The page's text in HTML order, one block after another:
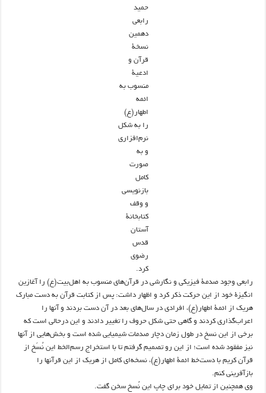
حمید
رابعی
دهمین
نسخۀ
قرآن و
ادعیۀ
منسوب به
ائمه
اطهار(ع)
را به شکل
نرم‌افزاری
و به
صورت
کامل
بازنویسی
و وقف
کتابخانۀ
آستان
قدس
رضوی
کرد.
رابعی وجود صدمۀ فیزیکی و نگارشی در قرآن‌های منسوب به اهل‌بیت(ع) را آغازین
انگیزۀ خود از این حرکت ذکر کرد و اظهار داشت: پس از کتابت قرآن به دست مبارک
هریک از ائمۀ اطهار(ع)، افرادی در سال‌های بعد در آن دست بردند و آنها را
اعراب‌گذاری کردند و گاهی حتی شکل حروف را تغییر دادند و این درحالی است که
برخی از این نسخ در طول زمان دچار صدمات شیمیایی شده است و بخش‌هایی از آنها
نیز مفقود شده است؛ از این رو تصمیم گرفتم تا با استخراج رسم‌الخط این نُسَخ از
قرآن کریم با دست‌خط ائمۀ اطهار(ع)، نسخه‌ای کامل از هریک از این قرآنها را
بازآفرینی کنم.
وی همچنین از تمایل خود برای چاپ این نُسخ سخن گفت.